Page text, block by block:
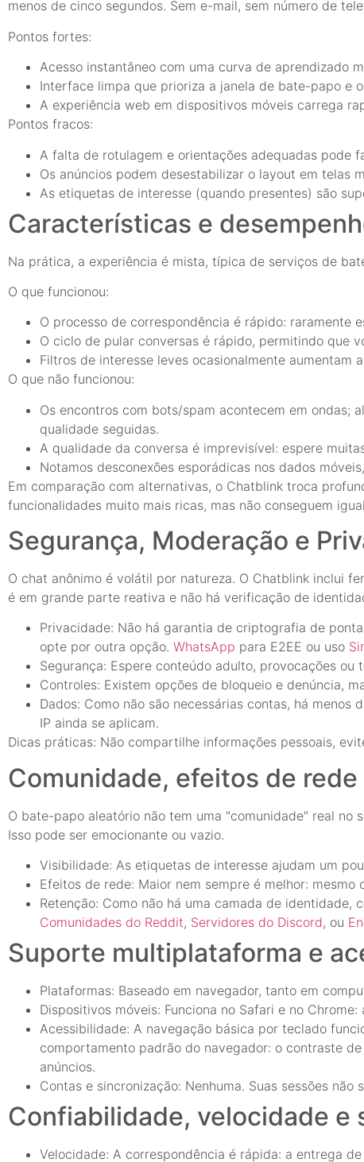
menos de cinco segundos. Sem e-mail, sem número de
Pontos fortes:
Acesso instantâneo com uma curva de aprendizado
Interface limpa que prioriza a janela de bate-papo e
A experiência web em dispositivos móveis carrega
Pontos fracos:
A falta de rotulagem e orientações adequadas pode
Os anúncios podem desestabilizar o layout em telas
As etiquetas de interesse (quando presentes) são
Características e
Na prática, a experiência é mista, típica de serviços de
O que funcionou:
O processo de correspondência é rápido: raramente
O ciclo de pular conversas é rápido, permitindo que
Filtros de interesse leves ocasionalmente aumentam
O que não funcionou:
Os encontros com bots/spam acontecem em ondas;
qualidade seguidas.
A qualidade da conversa é imprevisível: espere
Notamos desconexões esporádicas nos dados
Em comparação com alternativas, o Chatblink troca
funcionalidades muito mais ricas, mas não conseguem
Segurança, Moderação e
O chat anônimo é volátil por natureza. O Chatblink inclui
é em grande parte reativa e não há verificação de
Privacidade: Não há garantia de criptografia de
opte por outra opção. WhatsApp para E2EE ou uso
Segurança: Espere conteúdo adulto, provocações
Controles: Existem opções de bloqueio e denúncia,
Dados: Como não são necessárias contas, há
IP ainda se aplicam.
Dicas práticas: Não compartilhe informações pessoais,
Comunidade, efeitos de
O bate-papo aleatório não tem uma "comunidade" real no
Isso pode ser emocionante ou vazio.
Visibilidade: As etiquetas de interesse ajudam um
Efeitos de rede: Maior nem sempre é melhor:
Retenção: Como não há uma camada de
Comunidades do Reddit, Servidores do Discord, ou
Suporte multiplataforma e
Plataformas: Baseado em navegador, tanto em
Dispositivos móveis: Funciona no Safari e no
Acessibilidade: A navegação básica por teclado
comportamento padrão do navegador: o contraste
anúncios.
Contas e sincronização: Nenhuma. Suas sessões
Confiabilidade, velocidade e
Velocidade: A correspondência é rápida: a entrega